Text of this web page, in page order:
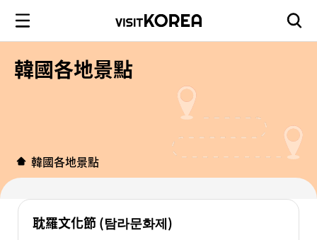
韓國各地景點
韓國各地景點
耽羅文化節 (탐라문화제)